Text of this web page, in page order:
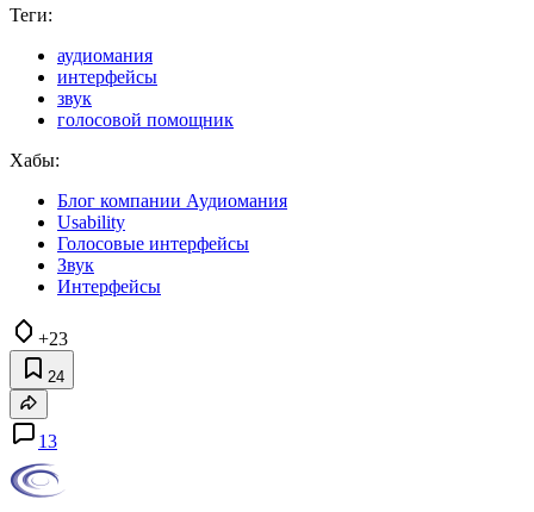
Теги:
аудиомания
интерфейсы
звук
голосовой помощник
Хабы:
Блог компании Аудиомания
Usability
Голосовые интерфейсы
Звук
Интерфейсы
+23
24
13